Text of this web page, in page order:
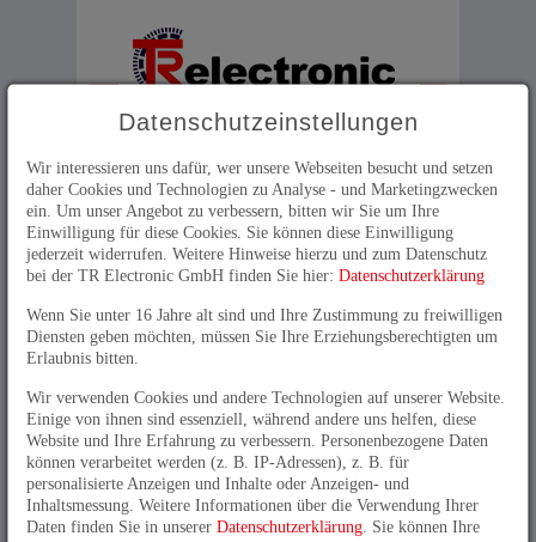
Home >Unternehmen>AGB
AGB (Allgemeine
Geschäftsbedingungen)
Einkaufsbedingungen TR-Electronic und
TRsystems
Verkaufs- und Lieferbedingungen TR-Electronic
Verkaufs- und Lieferbedingungen TRsystems
Datenschutzeinstellungen
Wir interessieren uns dafür, wer unsere Webseiten besucht und setzen
daher Cookies und Technologien zu Analyse - und Marketingzwecken
ein. Um unser Angebot zu verbessern, bitten wir Sie um Ihre
Einwilligung für diese Cookies. Sie können diese Einwilligung
jederzeit widerrufen. Weitere Hinweise hierzu und zum Datenschutz
bei der TR Electronic GmbH finden Sie hier:Datenschutzerklärung
Wenn Sie unter 16 Jahre alt sind und Ihre Zustimmung zu freiwilligen
Diensten geben möchten, müssen Sie Ihre Erziehungsberechtigten um
Erlaubnis bitten.
Wir verwenden Cookies und andere Technologien auf unserer Website.
Einige von ihnen sind essenziell, während andere uns helfen, diese
Website und Ihre Erfahrung zu verbessern. Personenbezogene Daten
können verarbeitet werden (z. B. IP-Adressen), z. B. für
personalisierte Anzeigen und Inhalte oder Anzeigen- und
Inhaltsmessung. Weitere Informationen über die Verwendung Ihrer
Daten finden Sie in unsererDatenschutzerklärung . Sie können Ihre